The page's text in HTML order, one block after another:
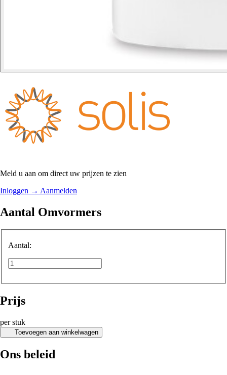
Meld u aan om direct uw prijzen te zien
Inloggen → Aanmelden
Aantal Omvormers
Aantal:
Prijs
per stuk
Toevoegen aan winkelwagen
Ons beleid